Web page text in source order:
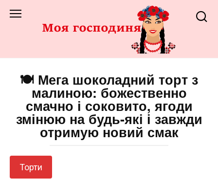
до
🍽️ Мега шоколадний торт з
малиною: божественно
смачно і соковито, ягоди
змінюю на будь-які і завжди
отримую новий смак
Торти